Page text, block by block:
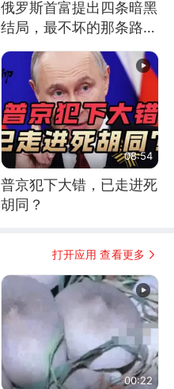
俄罗斯首富提出四条暗黑
结局，最不坏的那条路是
08:54
普京犯下大错，已走进死
胡同？
打开应用 查看更多
00:22